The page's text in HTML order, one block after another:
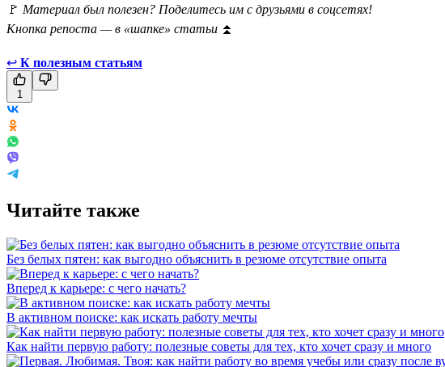
🚩 Материал был полезен? Поделитесь им с друзьями в соцсетях!
Кнопка репоста — в «шапке» статьи ⏫
↩ К полезным статьям
1
Читайте также
Без белых пятен: как выгодно объяснить в резюме отсутствие опыта
Вперед к карьере: с чего начать?
В активном поиске: как искать работу мечты
Как найти первую работу: полезные советы для тех, кто хочет сразу и много